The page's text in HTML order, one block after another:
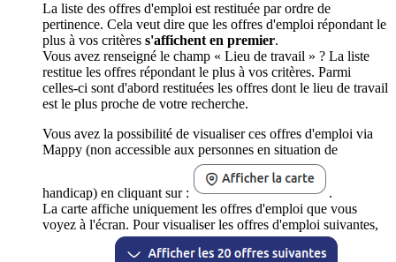
La liste des offres d'emploi est restituée par ordre de
pertinence. Cela veut dire que les offres d'emploi répondant le
plus à vos critères s'affichent en premier.
Vous avez renseigné le champ « Lieu de travail » ? La liste
restitue les offres répondant le plus à vos critères. Parmi
celles-ci sont d'abord restituées les offres dont le lieu de travail
est le plus proche de votre recherche.
Vous avez la possibilité de visualiser ces offres d'emploi via
Mappy (non accessible aux personnes en situation de
handicap) en cliquant sur :
.
La carte affiche uniquement les offres d'emploi que vous
voyez à l'écran. Pour visualiser les offres d'emploi suivantes,